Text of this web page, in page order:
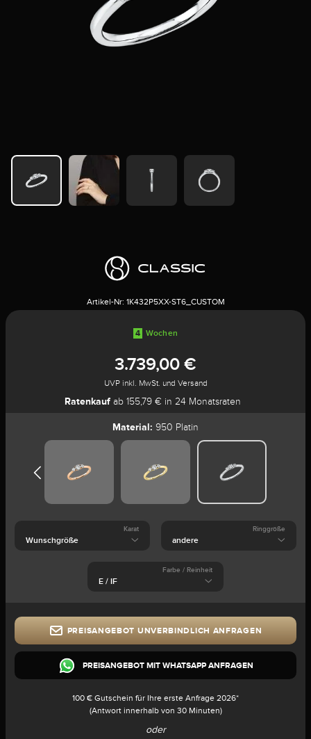
Artikel-Nr: 1K432P5XX-ST6_CUSTOM
4 Wochen
3.739,00 €
UVP inkl. MwSt. und Versand
Ratenkauf ab 155,79 € in 24 Monatsraten
Material: 950 Platin
Karat Ringgröße
Farbe / Reinheit
PREISANGEBOT UNVERBINDLICH ANFRAGEN
PREISANGEBOT MIT WHATSAPP ANFRAGEN
100 € Gutschein für Ihre erste Anfrage 2026*
(Antwort innerhalb von 30 Minuten)
oder